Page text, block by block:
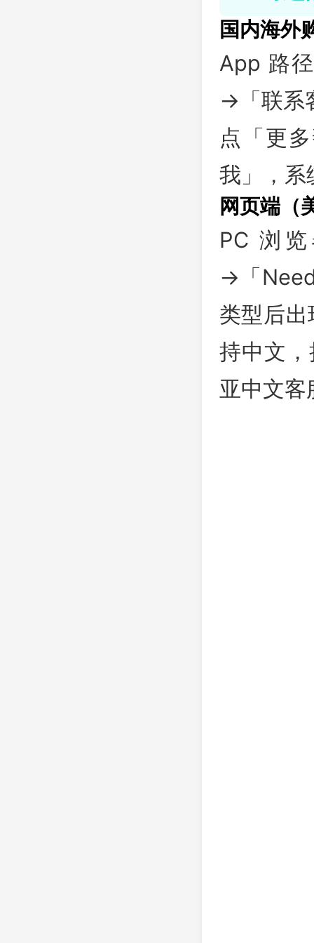
国内海外
App 路
→「联系
点「更
我」，
网页端（
PC 浏
→「
类型后
持中文
亚中文客